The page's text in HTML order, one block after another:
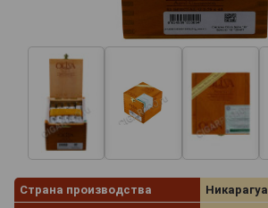
Страна производства
Никарагуа